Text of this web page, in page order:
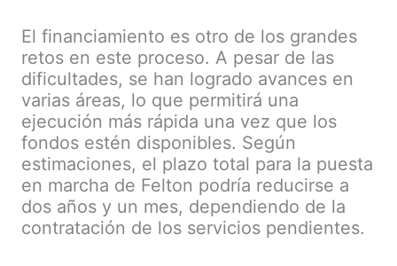
El financiamiento es otro de los grandes
retos en este proceso. A pesar de las
dificultades, se han logrado avances en
varias áreas, lo que permitirá una
ejecución más rápida una vez que los
fondos estén disponibles. Según
estimaciones, el plazo total para la puesta
en marcha de Felton podría reducirse a
dos años y un mes, dependiendo de la
contratación de los servicios pendientes.